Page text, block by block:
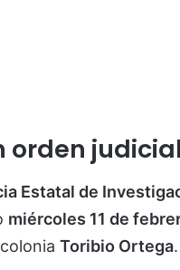
orden judicial
Estatal de
miércoles 11 de
Toribio Ortega.